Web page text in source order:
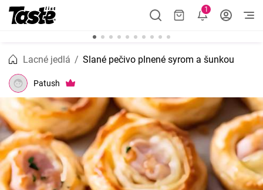
1
Lacné jedlá Slané pečivo plnené syrom a šunkou
Patush